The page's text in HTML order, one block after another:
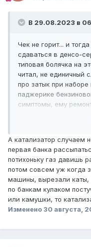
В 29.08.2023 в
Чек не горит... и
сдаваться в денсо-
типовая болячка на
читал, не единичный
про затык при
паджерике
симптомы, ему
отзывчивости в
пока не просрется не
да, промыть надо -
А катализатор случаем
первая банка
потихоньку газ давишь
потом совсем уж когда
машины, вырезали каты,
по банкам кулаком
или камушки, то
Изменено 30 августа,